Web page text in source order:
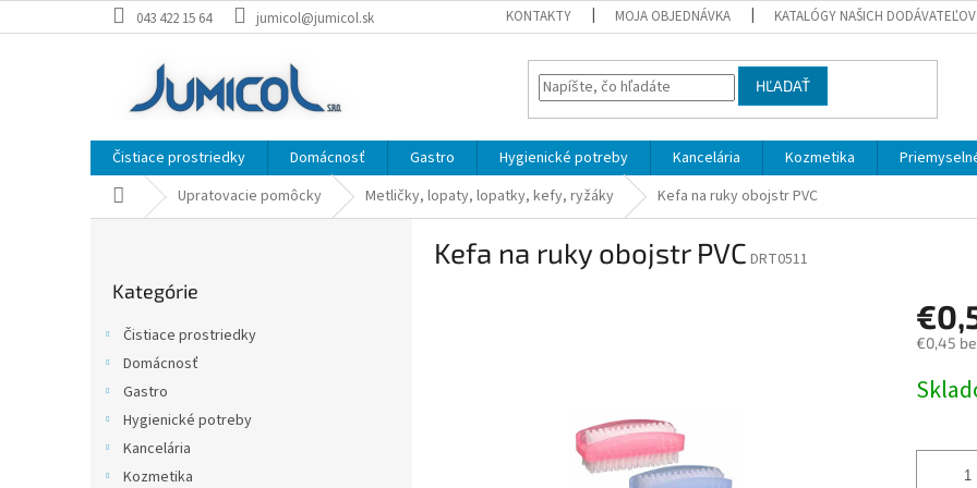
na
043 422 15 64 jumicol@jumicol.sk KONTAKTY MOJA OBJEDNÁVKA KATALÓGY NAŠICH DODÁVATEĽOV
HĽADAŤ
Čistiace prostriedky Domácnosť Gastro Hygienické potreby Kancelária Kozmetika
DomovUpratovacie pomôcky Metličky, lopaty, lopatky, kefy, ryžáky Kefa na ruky obojstr PVC
kategórie
Kategórie
Čistiace prostriedky
Domácnosť
Gastro
Hygienické potreby
Kancelária
Kozmetika
Kefa na ruky obojstr PVC DRT0511
€0,45
cena: